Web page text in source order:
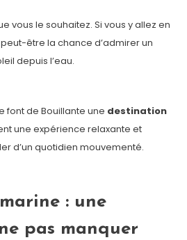
vous le souhaitez. Si vous y allez en
être la chance d’admirer un
depuis l’eau.
font de Bouillante une destination
une expérience relaxante et
d’un quotidien mouvementé.
: une
pas manquer